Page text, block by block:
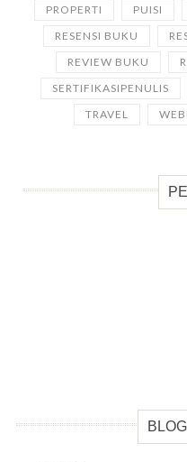
PROPERTI
PUISI
RESENSI BUKU
REVIEW BUKU
SERTIFIKASIPENULIS
TRAVEL